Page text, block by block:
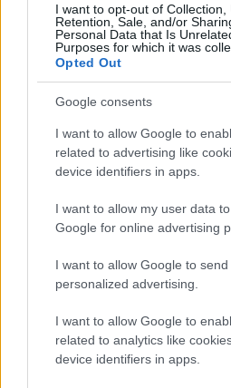
I want to opt-out of Collection,
Retention, Sale, and/or
Personal Data that Is
Purposes for which it was
Opted Out
Google consents
I want to allow Google to
related to advertising like
device identifiers in apps.
I want to allow my user data
Google for online advertising
I want to allow Google to send
personalized advertising.
I want to allow Google to
related to analytics like
device identifiers in apps.
← 1 … 29